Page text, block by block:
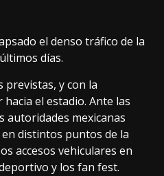
el denso tráfico de la
días.
previstas, y con la
el estadio. Ante las
autoridades mexicanas
distintos puntos de la
accesos vehiculares en
y los fan fest.